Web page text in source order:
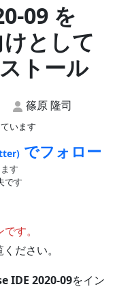
09 を
として
トール
篠原 隆司
います
でフォロー
す
です
す。
ださい。
IDE 2020-09をイン